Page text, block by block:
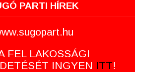
PARTI HÍREK
FEL LAKOSSÁGI
INGYEN ITT!